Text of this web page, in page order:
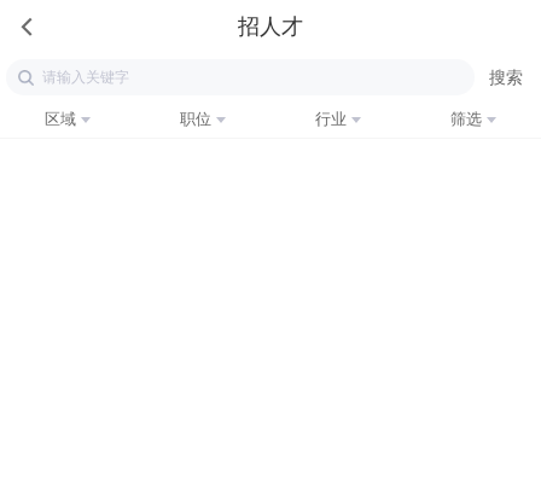
招人才
区域 职位 行业 筛选